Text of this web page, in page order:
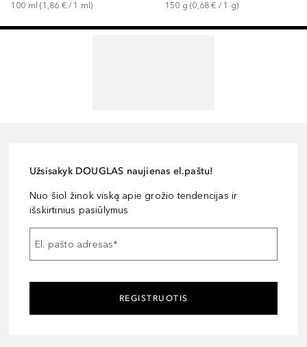
100 ml (1,86 € / 1 ml) 150 g (0,68 € / 1 g)
Užsisakyk DOUGLAS naujienas el.paštu!
Nuo šiol žinok viską apie grožio tendencijas ir
išskirtinius pasiūlymus
El. pašto adresas*
REGISTRUOTIS